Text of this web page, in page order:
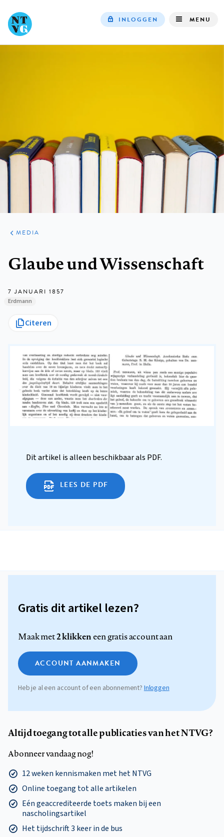
INLOGGEN MENU
ARTIKELEN
VARIA
MEDIA
Glaube und Wissenschaft
7 JANUARI 1857
Erdmann
Citeren
Dit artikel is alleen beschikbaar als PDF.
LEES DE PDF
Gratis dit artikel lezen?
Maak met2 klikkeneen gratis account aan
ACCOUNT AANMAKEN
Heb je al een account of een abonnement? Inloggen
Altijd toegang tot alle publicaties van het NTVG?
Abonneer vandaag nog!
12 weken kennismaken met het NTVG
Online toegang tot alle artikelen
Eén geaccrediteerde toets maken bij een
nascholingsartikel
Het tijdschrift 3 keer in de bus